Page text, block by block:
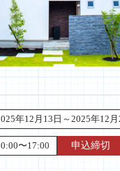
年12月13日～2025年12月
〜17:00 申込締切